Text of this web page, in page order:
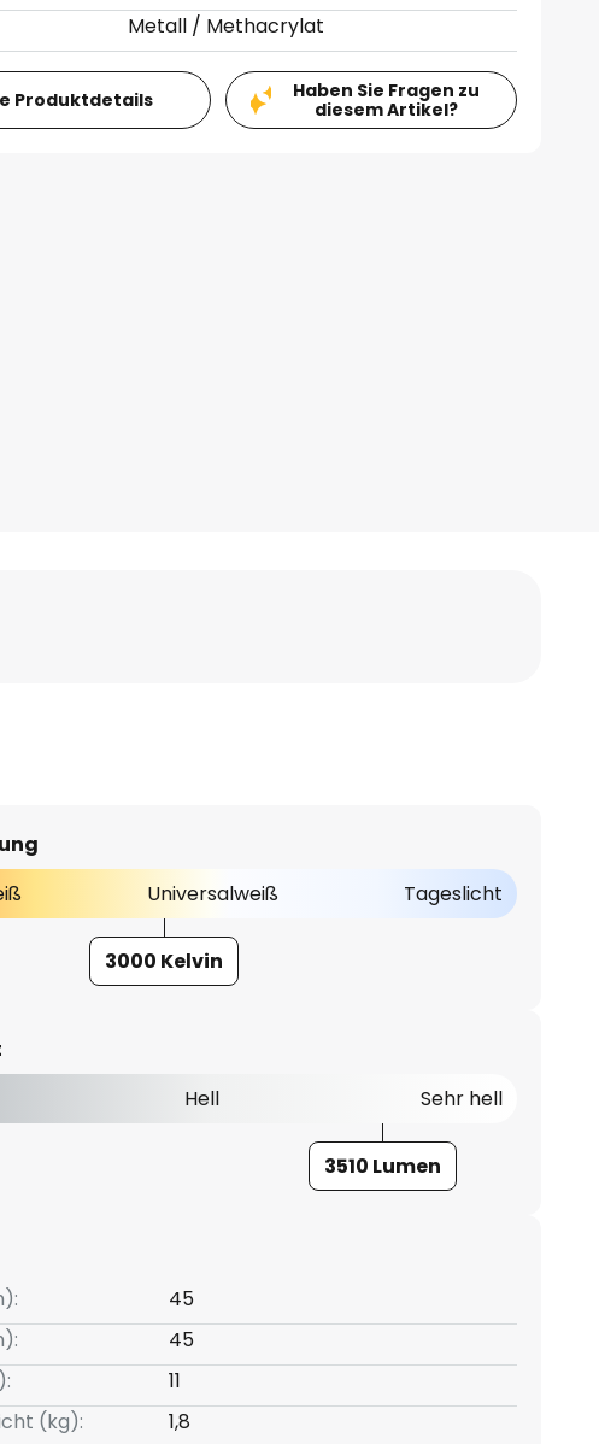
Metall / Methacrylat
Produktdetails
Haben Sie Fragen zu
diesem Artikel?
Universalweiß Tageslicht
3000 Kelvin
Hell Sehr hell
3510 Lumen
45
45
11
(kg):
1,8